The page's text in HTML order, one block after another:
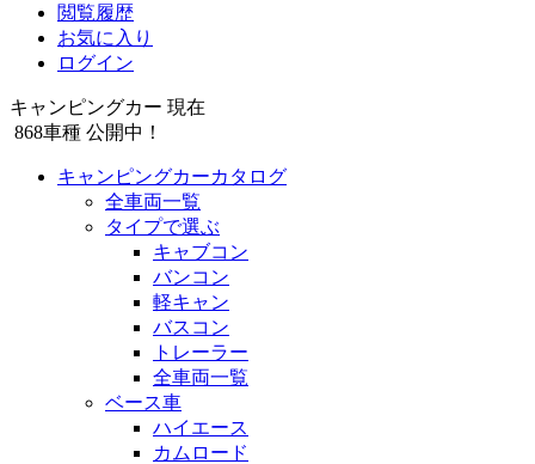
閲覧履歴
お気に入り
ログイン
キャンピングカー 現在
868車種 公開中！
キャンピングカーカタログ
全車両一覧
タイプで選ぶ
キャブコン
バンコン
軽キャン
バスコン
トレーラー
全車両一覧
ベース車
ハイエース
カムロード